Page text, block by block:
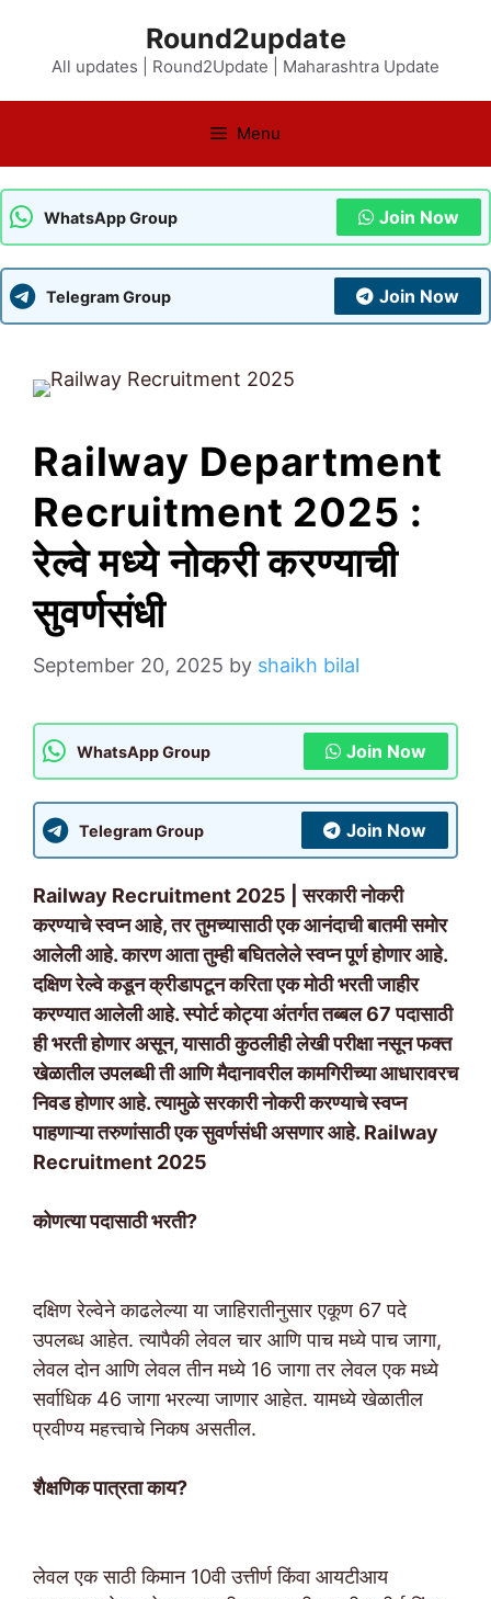
content
Round2update
All updates | Round2Update | Maharashtra Update
Menu
WhatsApp Group Join Now
Telegram Group Join Now
Railway Department
Recruitment 2025 :
रेल्वे मध्ये नोकरी करण्याची
सुवर्णसंधी
September 20, 2025 by shaikh bilal
WhatsApp Group Join Now
Telegram Group Join Now
Railway Recruitment 2025 | सरकारी नोकरी
करण्याचे स्वप्न आहे, तर तुमच्यासाठी एक आनंदाची बातमी समोर
आलेली आहे. कारण आता तुम्ही बघितलेले स्वप्न पूर्ण होणार आहे.
दक्षिण रेल्वे कडून क्रीडापटून करिता एक मोठी भरती जाहीर
करण्यात आलेली आहे. स्पोर्ट कोट्या अंतर्गत तब्बल 67 पदासाठी
ही भरती होणार असून, यासाठी कुठलीही लेखी परीक्षा नसून फक्त
खेळातील उपलब्धी ती आणि मैदानावरील कामगिरीच्या आधारावरच
निवड होणार आहे. त्यामुळे सरकारी नोकरी करण्याचे स्वप्न
पाहणाऱ्या तरुणांसाठी एक सुवर्णसंधी असणार आहे. Railway
Recruitment 2025
कोणत्या पदासाठी भरती?
दक्षिण रेल्वेने काढलेल्या या जाहिरातीनुसार एकूण 67 पदे
उपलब्ध आहेत. त्यापैकी लेवल चार आणि पाच मध्ये पाच जागा,
लेवल दोन आणि लेवल तीन मध्ये 16 जागा तर लेवल एक मध्ये
सर्वाधिक 46 जागा भरल्या जाणार आहेत. यामध्ये खेळातील
प्रवीण्य महत्त्वाचे निकष असतील.
शैक्षणिक पात्रता काय?
लेवल एक साठी किमान 10वी उत्तीर्ण किंवा आयटीआय